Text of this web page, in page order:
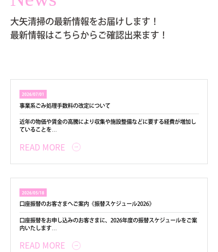
大矢清掃の最新情報をお届けします！
最新情報はこちらからご確認出来ます！
2026/07/01
事業系ごみ処理手数料の改定について
近年の物価や賃金の高騰により収集や施設整備などに要する経費が増加し
ていることを…
READ MORE
2026/05/18
口座振替のお客さまへご案内《振替スケジュール2026》
口座振替をお申し込みのお客さまに、2026年度の振替スケジュールをご案
内いたします…
READ MORE